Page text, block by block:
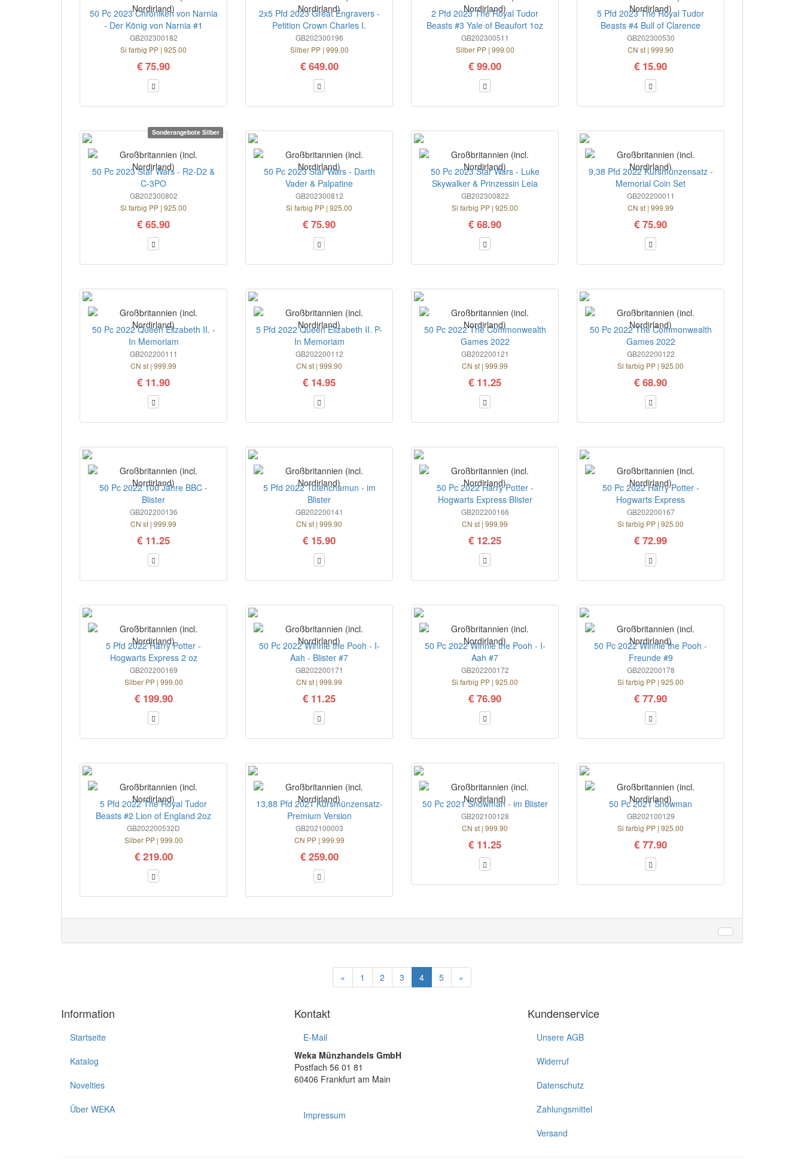
50 Pc 2023 Chroniken von Narnia
- Der König von Narnia #1
GB202300182
Si farbig PP | 925.00
€ 75.90
2x5 Pfd 2023 Great Engravers -
Petition Crown Charles I.
GB202300196
Silber PP | 999.00
€ 649.00
2 Pfd 2023 The Royal Tudor
Beasts #3 Yale of Beaufort 1oz
GB202300511
Silber PP | 999.00
€ 99.00
5 Pfd 2023 The Royal Tudor
Beasts #4 Bull of Clarence
GB202300530
CN st | 999.90
€ 15.90
Sonderangebote Silber
50 Pc 2023 Star Wars - R2-D2 &
C-3PO
GB202300802
Si farbig PP | 925.00
€ 65.90
50 Pc 2023 Star Wars - Darth
Vader & Palpatine
GB202300812
Si farbig PP | 925.00
€ 75.90
50 Pc 2023 Star Wars - Luke
Skywalker & Prinzessin Leia
GB202300822
Si farbig PP | 925.00
€ 68.90
9,38 Pfd 2022 Kursmünzensatz -
Memorial Coin Set
GB202200011
CN st | 999.99
€ 75.90
50 Pc 2022 Queen Elizabeth II. -
In Memoriam
GB202200111
CN st | 999.99
€ 11.90
5 Pfd 2022 Queen Elizabeth II. P-
In Memoriam
GB202200112
CN st | 999.90
€ 14.95
50 Pc 2022 The Commonwealth
Games 2022
GB202200121
CN st | 999.99
€ 11.25
50 Pc 2022 The Commonwealth
Games 2022
GB202200122
Si farbig PP | 925.00
€ 68.90
50 Pc 2022 100 Jahre BBC -
Blister
GB202200136
CN st | 999.99
€ 11.25
5 Pfd 2022 Tutenchamun - im
Blister
GB202200141
CN st | 999.90
€ 15.90
50 Pc 2022 Harry Potter -
Hogwarts Express Blister
GB202200166
CN st | 999.99
€ 12.25
50 Pc 2022 Harry Potter -
Hogwarts Express
GB202200167
Si farbig PP | 925.00
€ 72.99
5 Pfd 2022 Harry Potter -
Hogwarts Express 2 oz
GB202200169
Silber PP | 999.00
€ 199.90
50 Pc 2022 Winnie the Pooh - I-
Aah - Blister #7
GB202200171
CN st | 999.99
€ 11.25
50 Pc 2022 Winnie the Pooh - I-
Aah #7
GB202200172
Si farbig PP | 925.00
€ 76.90
50 Pc 2022 Winnie the Pooh -
Freunde #9
GB202200178
Si farbig PP | 925.00
€ 77.90
5 Pfd 2022 The Royal Tudor
Beasts #2 Lion of England 2oz
GB202200532D
Silber PP | 999.00
€ 219.00
13,88 Pfd 2021 Kursmünzensatz-
Premium Version
GB202100003
CN PP | 999.99
€ 259.00
50 Pc 2021 Snowman - im Blister
GB202100128
CN st | 999.90
€ 11.25
50 Pc 2021 Snowman
GB202100129
Si farbig PP | 925.00
€ 77.90
« 1 2 3 4 5 »
Information
Startseite
Katalog
Novelties
Über WEKA
Kontakt
E-Mail
Weka Münzhandels GmbH
Postfach 56 01 81
60406 Frankfurt am Main
Impressum
Kundenservice
Unsere AGB
Widerruf
Datenschutz
Zahlungsmittel
Versand